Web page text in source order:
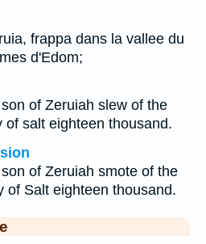
frappa dans la vallee du
d'Edom;
of Zeruiah slew of the
of salt eighteen thousand.
of Zeruiah smote of the
of Salt eighteen thousand.